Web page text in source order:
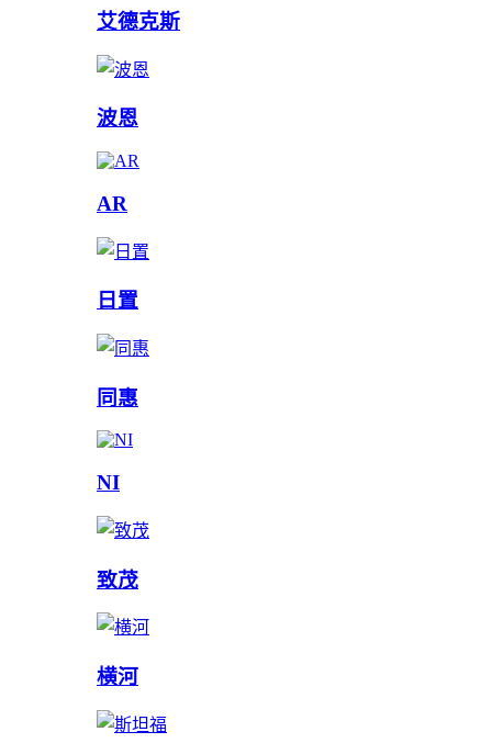
艾德克斯
波恩
AR
日置
同惠
NI
致茂
横河